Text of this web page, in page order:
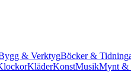
& VerktygBöcker &
KläderKonstMusikMynt &